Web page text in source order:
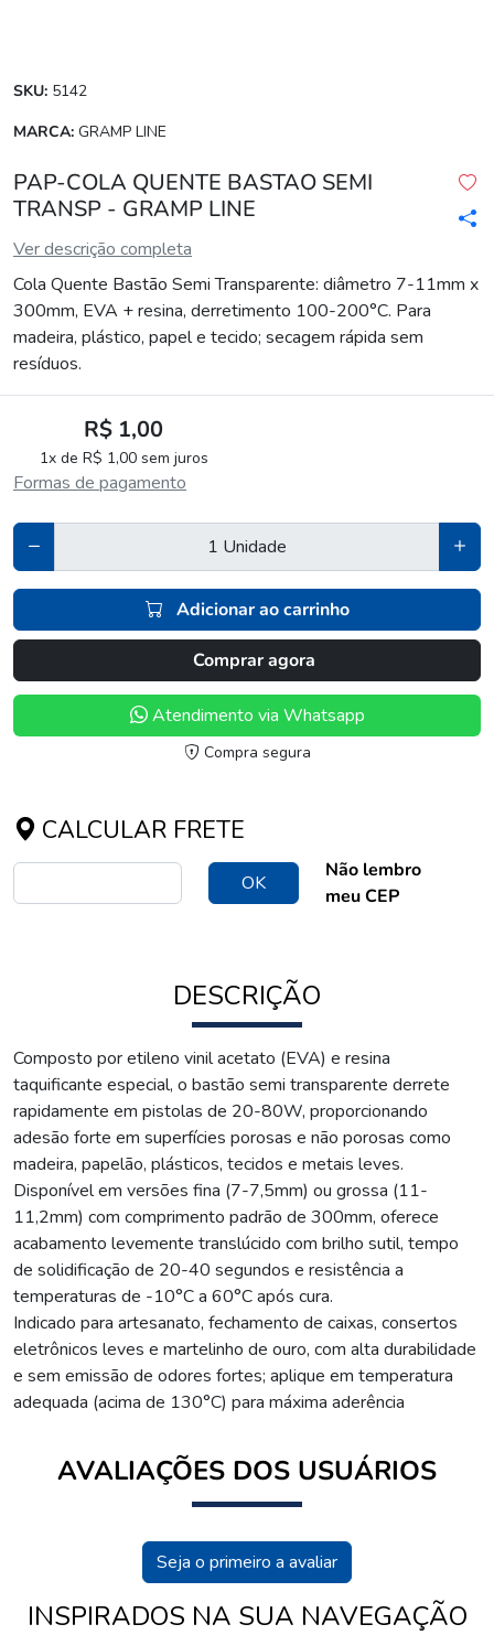
SKU: 5142
MARCA: GRAMP LINE
PAP-COLA QUENTE BASTAO SEMI
TRANSP - GRAMP LINE
Ver descrição completa
Cola Quente Bastão Semi Transparente: diâmetro 7-11mm x
300mm, EVA + resina, derretimento 100-200°C. Para
madeira, plástico, papel e tecido; secagem rápida sem
resíduos.
R$ 1,00
1x de R$ 1,00 sem juros
Formas de pagamento
Adicionar ao carrinho
Comprar agora
Atendimento via Whatsapp
Compra segura
CALCULAR FRETE
OK
Não lembro
meu CEP
DESCRIÇÃO
Composto por etileno vinil acetato (EVA) e resina
taquificante especial, o bastão semi transparente derrete
rapidamente em pistolas de 20-80W, proporcionando
adesão forte em superfícies porosas e não porosas como
madeira, papelão, plásticos, tecidos e metais leves.
Disponível em versões fina (7-7,5mm) ou grossa (11-
11,2mm) com comprimento padrão de 300mm, oferece
acabamento levemente translúcido com brilho sutil, tempo
de solidificação de 20-40 segundos e resistência a
temperaturas de -10°C a 60°C após cura.
Indicado para artesanato, fechamento de caixas, consertos
eletrônicos leves e martelinho de ouro, com alta durabilidade
e sem emissão de odores fortes; aplique em temperatura
adequada (acima de 130°C) para máxima aderência
AVALIAÇÕES DOS USUÁRIOS
Seja o primeiro a avaliar
INSPIRADOS NA SUA NAVEGAÇÃO